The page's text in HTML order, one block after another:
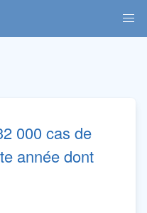
000 cas de
année dont